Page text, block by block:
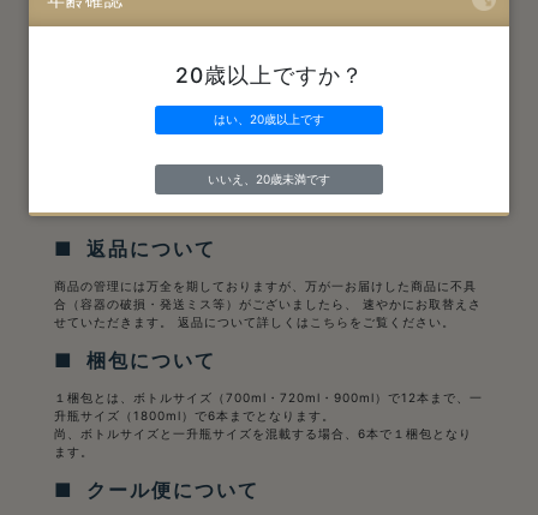
お支払い方法を銀行振込で選択した場合、３日以内にお振込をお願い致
購入決定後３日を経過してもご入金（着金）が確認できない場合、自動
的にキャンセル扱いとなります。
断りし、自動的にキャンセル扱いとなります。
予めご了承下さい。
■ 返品について
商品の管理には万全を期しておりますが、万が一お届けした商品に不具
合（容器の破損・発送ミス等）がございましたら、 速やかにお取替えさ
せていただきます。 返品について詳しくは こちら をご覧ください。
■ 梱包について
１梱包とは、ボトルサイズ（700ml・720ml・900ml）で12本まで、一
升瓶サイズ（1800ml）で6本までとなります。
尚、ボトルサイズと一升瓶サイズを混載する場合、6本で１梱包となり
ます。
■ クール便について
20歳以上ですか？
はい、20歳以上です
いいえ、20歳未満です